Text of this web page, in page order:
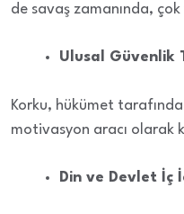
de savaş zamanında, çok
Ulusal Güvenlik
Korku, hükümet
motivasyon aracı olarak
Din ve Devlet İç